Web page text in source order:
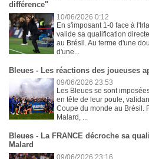
différence"
10/06/2026 0:12
En s'imposant 1-0 face à
valide sa qualification
au Brésil. Au terme d'une
d'une...
Bleues - Les réactions des joueuses
09/06/2026 23:53
Les Bleues se sont
en tête de leur poule,
Coupe du monde au Brésil.
Malard, ...
Bleues - La FRANCE décroche sa
Malard
09/06/2026 23:16